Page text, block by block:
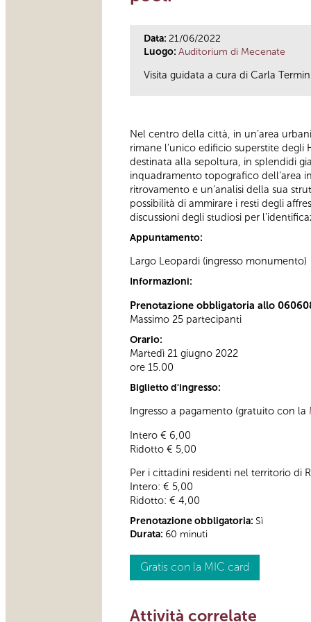
Data: 21/06/2022
Luogo: Auditorium di Mecenate
Visita guidata a cura di Carla
Nel centro della città, in un’area
rimane l’unico edificio superstite
destinata alla sepoltura, in splendidi
inquadramento topografico dell’area
ritrovamento e un’analisi della sua
possibilità di ammirare i resti degli
discussioni degli studiosi per
Appuntamento:
Largo Leopardi (ingresso monumento)
Informazioni:
Prenotazione obbligatoria allo
Massimo 25 partecipanti
Orario:
Martedì 21 giugno 2022
ore 15.00
Biglietto d'ingresso:
Ingresso a pagamento (gratuito con la
Intero € 6,00
Ridotto € 5,00
Per i cittadini residenti nel territorio di
Intero: € 5,00
Ridotto: € 4,00
Prenotazione obbligatoria: Sì
Durata: 60 minuti
Gratis con la MIC card
Attività correlate